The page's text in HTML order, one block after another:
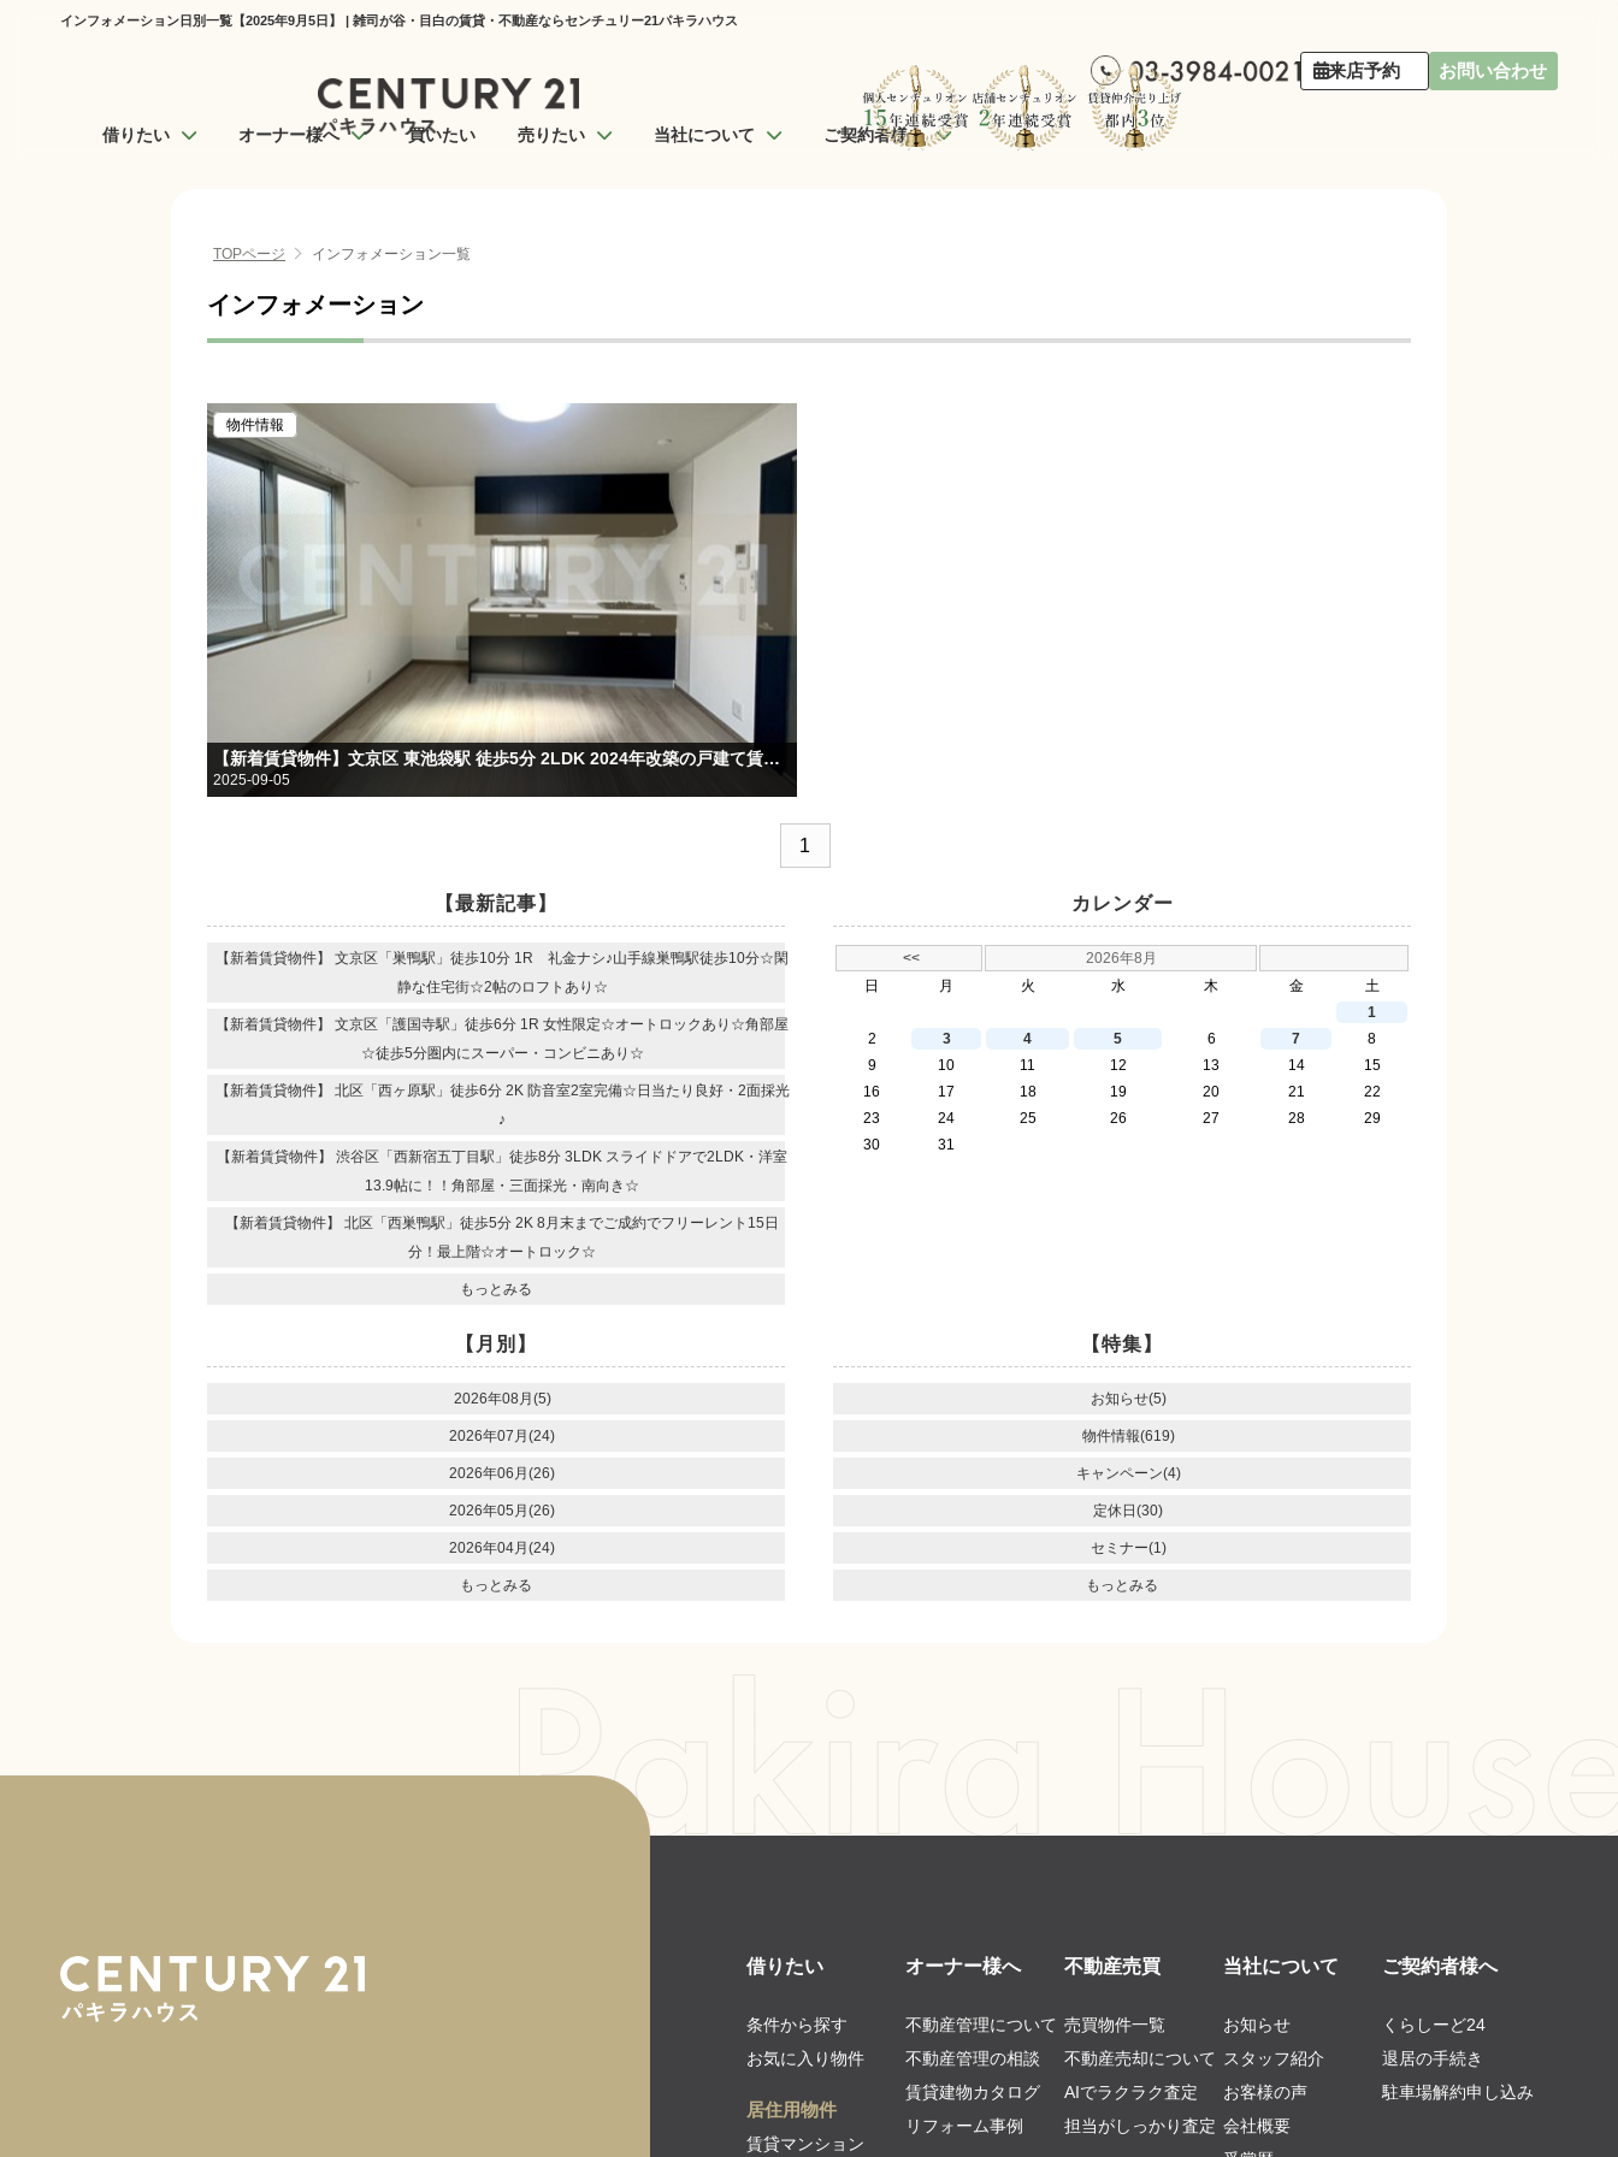
インフォメーション日別一覧【2025年9月5日】 | 雑司が谷・目白の賃貸・不動産ならセンチュリー21パキラハウス
来店予約 お問い合わせ
借りたい オーナー様へ 買いたい 売りたい 当社について ご契約者様へ
TOPページ インフォメーション一覧
インフォメーション
物件情報
【新着賃貸物件】文京区 東池袋駅 徒歩5分 2LDK 2024年改築の戸建て賃貸☆耐震・準耐火・高断熱☆設備充実！
2025-09-05
1
【最新記事】
【新着賃貸物件】 文京区「巣鴨駅」徒歩10分 1R 礼金ナシ♪山手線巣鴨駅徒歩10分☆閑
静な住宅街☆2帖のロフトあり☆
【新着賃貸物件】 文京区「護国寺駅」徒歩6分 1R 女性限定☆オートロックあり☆角部屋
☆徒歩5分圏内にスーパー・コンビニあり☆
【新着賃貸物件】 北区「西ヶ原駅」徒歩6分 2K 防音室2室完備☆日当たり良好・2面採光
♪
【新着賃貸物件】 渋谷区「西新宿五丁目駅」徒歩8分 3LDK スライドドアで2LDK・洋室
13.9帖に！！角部屋・三面採光・南向き☆
【新着賃貸物件】 北区「西巣鴨駅」徒歩5分 2K 8月末までご成約でフリーレント15日
分！最上階☆オートロック☆
もっとみる
カレンダー
<<
2026年8月
日
月 火 水 木 金
土
1
2
3 4 5 6 7
8
9
10 11 12 13 14
15
16
17 18 19 20 21
22
23
24 25 26 27 28
29
30
31
【月別】
2026年08月(5)
2026年07月(24)
2026年06月(26)
2026年05月(26)
2026年04月(24)
もっとみる
【特集】
お知らせ(5)
物件情報(619)
キャンペーン(4)
定休日(30)
セミナー(1)
もっとみる
借りたい
条件から探す
お気に入り物件
居住用物件
賃貸マンション
オーナー様へ
不動産管理について
不動産管理の相談
賃貸建物カタログ
リフォーム事例
不動産売買
売買物件一覧
不動産売却について
AIでラクラク査定
担当がしっかり査定
当社について
お知らせ
スタッフ紹介
お客様の声
会社概要
ご契約者様へ
くらしーど24
退居の手続き
駐車場解約申し込み